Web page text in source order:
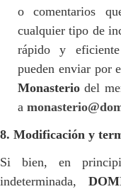
o comentarios
cualquier tipo de
rápido y
pueden enviar por
Monasterio del
a
8. Modificación y
Si bien, en
indeterminada,